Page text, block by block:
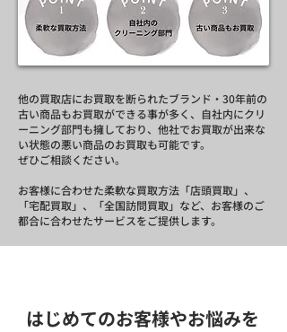
他の買取店にお買取を断られたブランド・30年前の
古い商品もお買取ができる事が多く、自社内にクリ
ーニング部門も擁しており、他社でお買取が出来な
い状態の悪い商品のお買取も可能です。
ぜひご相談ください。
お客様に合わせた柔軟な買取方法「店頭買取」、
「宅配買取」、「全国訪問買取」など、お客様のご
都合に合わせたサービスをご提供します。
はじめてのお客様やお悩みを